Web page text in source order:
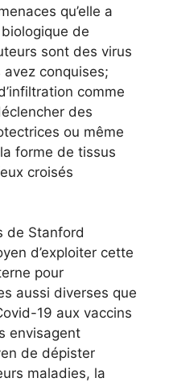
qu’elle a
de
sont des virus
conquises;
comme
des
ou même
forme de tissus
croisés
de Stanford
d’exploiter cette
pour
aussi diverses que
19 aux vaccins
envisagent
de dépister
maladies, la